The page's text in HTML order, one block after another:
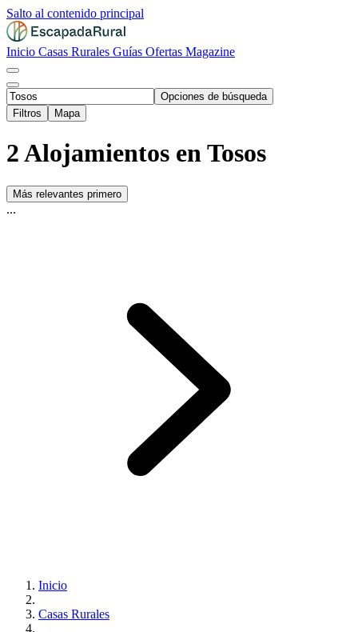
Salto al contenido principal
Inicio Casas Rurales Guías Ofertas Magazine
Opciones de búsqueda
Filtros
Mapa
2 Alojamientos en Tosos
Más relevantes primero
...
Inicio
Casas Rurales